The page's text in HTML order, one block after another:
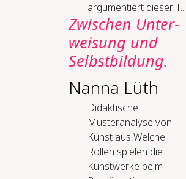
argumentiert dieser T...
Zwi­schen Un­ter­
wei­sung und
Selbst­bil­dung.
Nanna Lüth
Didaktische
Musteranalyse von
Kunst aus Welche
Rollen spielen die
Kunstwerke beim